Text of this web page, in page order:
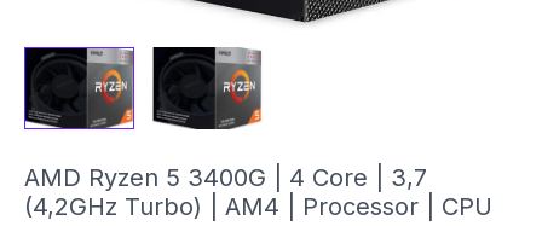
AMD Ryzen 5 3400G | 4 Core | 3,7
(4,2GHz Turbo) | AM4 | Processor | CPU